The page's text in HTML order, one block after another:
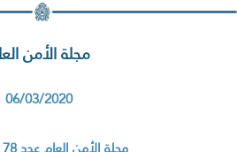
مجلة الأمن
06/03/2020